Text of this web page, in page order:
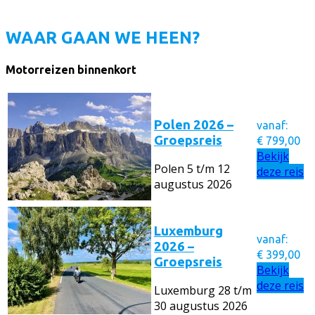
WAAR GAAN WE HEEN?
Motorreizen binnenkort
Polen 2026 –
Groepsreis
Polen 5 t/m 12
augustus 2026
vanaf:
€ 799,00
Bekijk
deze reis
Luxemburg
2026 –
Groepsreis
Luxemburg 28 t/m
30 augustus 2026
vanaf:
€ 399,00
Bekijk
deze reis